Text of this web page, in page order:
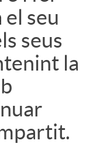
seu
seus
la